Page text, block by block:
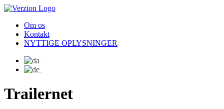
Om os
Kontakt
NYTTIGE OPLYSNINGER
Trailernet